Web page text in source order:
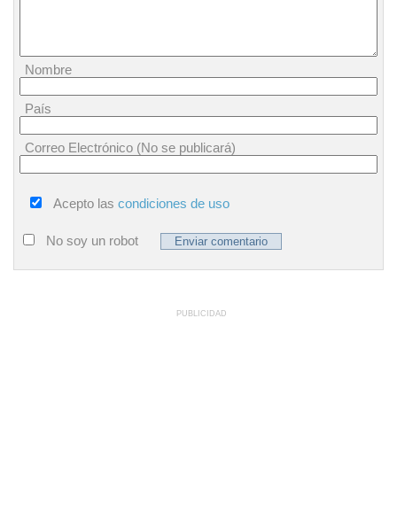
Nombre
País
Correo Electrónico (No se publicará)
Acepto las condiciones de uso
No soy un robot
PUBLICIDAD